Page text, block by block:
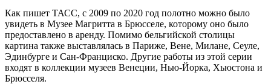
Как пишет ТАСС, с 2009 по 2020 год полотно можно было
увидеть в Музее Магритта в Брюсселе, которому оно было
предоставлено в аренду. Помимо бельгийской столицы
картина также выставлялась в Париже, Вене, Милане, Сеуле,
Эдинбурге и Сан-Франциско. Другие работы из этой серии
входят в коллекции музеев Венеции, Нью-Йорка, Хьюстона и
Брюсселя.